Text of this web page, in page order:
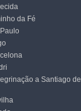
da Fé
a Santiago de